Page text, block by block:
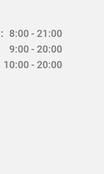
8:00 - 21:00
9:00 - 20:00
10:00 - 20:00